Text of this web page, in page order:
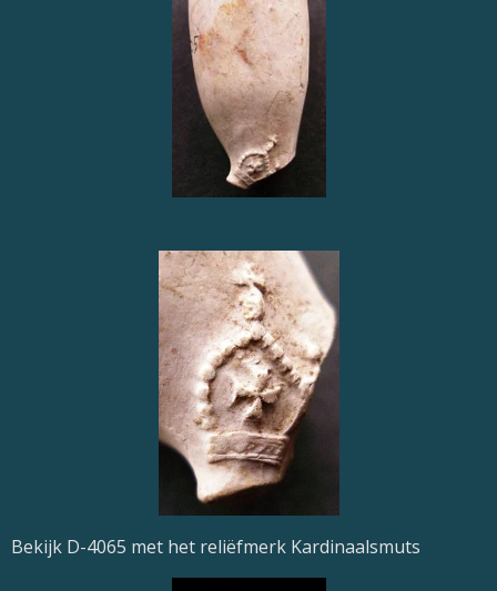
Bekijk D-4065 met het reliëfmerk Kardinaalsmuts